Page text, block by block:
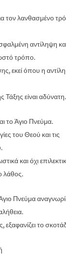
τον λανθασμένο
αντίληψη
τρόπο.
εκεί όπου η
Τάξης είναι αδύνατη.
το Άγιο Πνεύμα.
του Θεού και τις
και όχι
λάθος.
Πνεύμα
εξαφανίζει το